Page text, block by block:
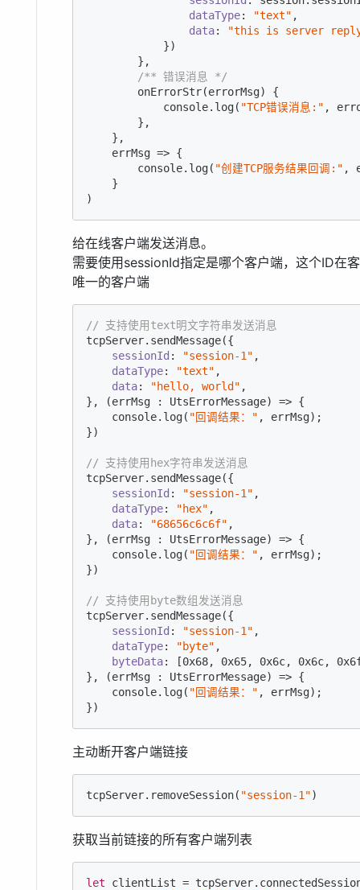
dataType: "text" ,
data:
"this is server
            })
        },
/** 错误消息 */
        onErrorStr(errorMsg) {
console.log( "TCP错误消息:" ,
        },
    },
    errMsg => {
console.log( "创建TCP服务结果回调:" ,
    }
)
给在线客户端发送消息。
需要使用sessionId指定是哪个客户端，这个ID在
唯一的客户端
// 支持使用text明文字符串发送消息
tcpServer.sendMessage({
sessionId : "session-1" ,
dataType: "text" ,
data: "hello, world" ,
}, (errMsg : UtsErrorMessage) => {
console.log( "回调结果：" , errMsg);
})
// 支持使用hex字符串发送消息
tcpServer.sendMessage({
sessionId : "session-1" ,
dataType: "hex" ,
data: "68656c6c6f" ,
}, (errMsg : UtsErrorMessage) => {
console.log( "回调结果：" , errMsg);
})
// 支持使用byte数组发送消息
tcpServer.sendMessage({
sessionId : "session-1" ,
dataType: "byte" ,
byteData: [0x68, 0x65, 0x6c, 0x6c,
}, (errMsg : UtsErrorMessage) => {
console.log( "回调结果：" , errMsg);
})
主动断开客户端链接
tcpServer.removeSession( "session-1")
获取当前链接的所有客户端列表
let